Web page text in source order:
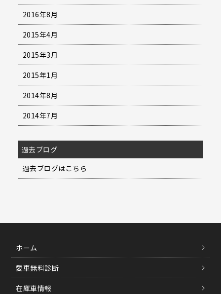
2016年8月
2015年4月
2015年3月
2015年1月
2014年8月
2014年7月
過去ブログ
過去ブログはこちら
ホーム
愛車無料診断
在庫車情報